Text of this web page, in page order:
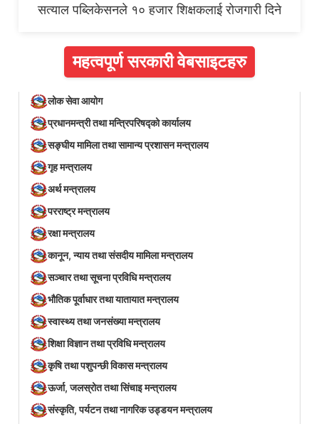
सत्याल पब्लिकेसनले १० हजार शिक्षकलाई रोजगारी दिने
महत्वपूर्ण सरकारी वेबसाइटहरु
लोक सेवा आयोग
प्रधानमन्त्री तथा मन्त्रिपरिषद्को कार्यालय
सङ्घीय मामिला तथा सामान्य प्रशासन मन्त्रालय
गृह मन्त्रालय
अर्थ मन्त्रालय
परराष्ट्र मन्त्रालय
रक्षा मन्त्रालय
कानून, न्याय तथा संसदीय मामिला मन्त्रालय
सञ्‍चार तथा सूचना प्रविधि मन्त्रालय
भौतिक पूर्वाधार तथा यातायात मन्त्रालय
स्वास्थ्य तथा जनसंख्या मन्त्रालय
शिक्षा विज्ञान तथा प्रविधि मन्त्रालय
कृषि तथा पशुपन्छी विकास मन्त्रालय
ऊर्जा, जलस्रोत तथा सिंचाइ मन्त्रालय
संस्कृति, पर्यटन तथा नागरिक उड्डयन मन्त्रालय